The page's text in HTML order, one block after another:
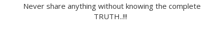
Never share anything without knowing the complete
TRUTH..!!!